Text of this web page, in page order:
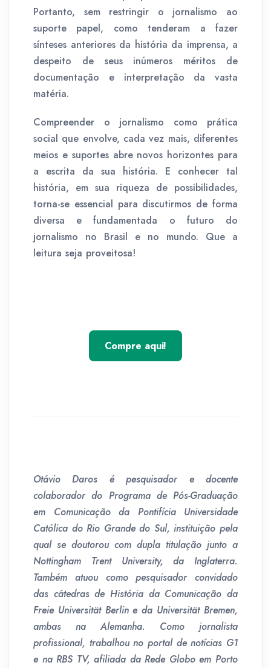
Portanto, sem restringir o jornalismo ao
suporte papel, como tenderam a fazer
sínteses anteriores da história da imprensa, a
despeito de seus inúmeros méritos de
documentação e interpretação da vasta
matéria.
Compreender o jornalismo como prática
social que envolve, cada vez mais, diferentes
meios e suportes abre novos horizontes para
a escrita da sua história. E conhecer tal
história, em sua riqueza de possibilidades,
torna-se essencial para discutirmos de forma
diversa e fundamentada o futuro do
jornalismo no Brasil e no mundo. Que a
leitura seja proveitosa!
Compre aqui!
Otávio Daros é pesquisador e docente
colaborador do Programa de Pós-Graduação
em Comunicação da Pontifícia Universi­dade
Católica do Rio Grande do Sul, instituição pela
qual se doutorou com dupla titulação junto a
Nottingham Trent University, da Inglaterra.
Também atuou como pesquisador convidado
das cá­tedras de História da Comunicação da
Freie Universität Berlin e da Universität Bremen,
ambas na Alemanha. Como jornalista
profissional, trabalhou no por­tal de notícias G1
e na RBS TV, afiliada da Rede Globo em Porto